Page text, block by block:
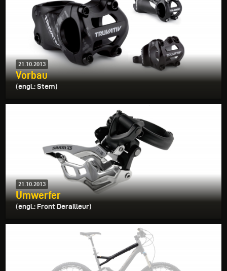
21.10.2013
Vorbau
(engl.: Stem)
21.10.2013
Umwerfer
(engl.: Front Derailleur)